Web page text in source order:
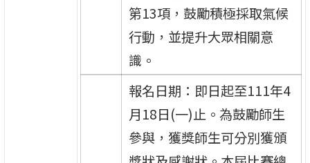
第13項，鼓勵積極採取氣候
行動，並提升大眾相關意
識。
報名日期：即日起至111年4
月18日(一)止。為鼓勵師生
參與，獲獎師生可分別獲頒